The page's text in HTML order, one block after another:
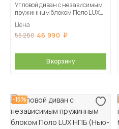
Угловой диван с независимым
пружинным блоком Поло LUX
Цена
55 280 46 990
В корзину
-15%